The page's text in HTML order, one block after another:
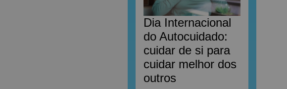
Dia Internacional
do Autocuidado:
cuidar de si para
cuidar melhor dos
outros